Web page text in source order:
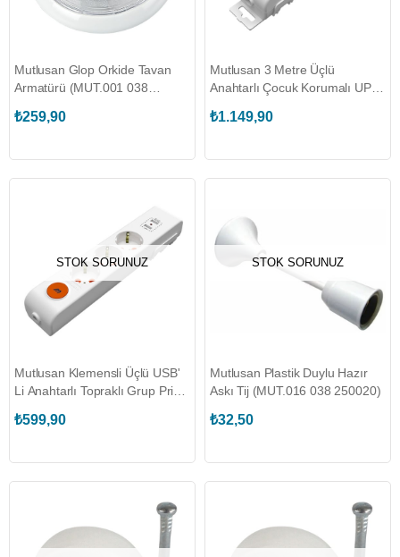
Mutlusan Glop Orkide Tavan
Armatürü (MUT.001 038
₺259,90
Mutlusan 3 Metre Üçlü
Anahtarlı Çocuk Korumalı UPS
340002 03 00)
₺1.149,90
STOK SORUNUZ
Mutlusan Klemensli Üçlü USB'
Li Anahtarlı Topraklı Grup Priz
₺599,90
STOK SORUNUZ
Mutlusan Plastik Duylu Hazır
Askı Tij (MUT.016 038 250020)
₺32,50